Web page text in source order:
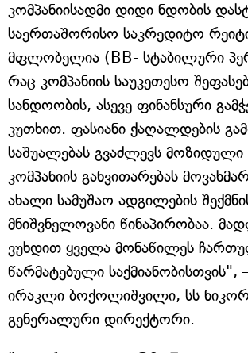
კომპანიისადმი დიდი ნდობის
საერთაშორისო საკრედიტო
მფლობელია (BB- სტაბილური
რაც კომპანიის საუკეთესო
სანდოობის, ასევე ფინანსური
კუთხით. ფასიანი ქაღალდების
საშუალებას გვაძლევს მოზიდული
კომპანიის განვითარებას
ახალი სამუშაო ადგილების
მნიშვნელოვანი წინაპირობაა.
ვუხდით ყველა მონაწილეს
წარმატებული საქმიანობისთვის",
ირაკლი ბოქოლიშვილი, სს
გენერალური დირექტორი.